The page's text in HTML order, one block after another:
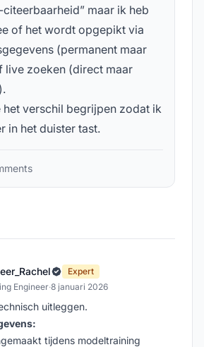
citeerbaarheid” maar ik heb
of het wordt opgepikt via
(permanent maar
live zoeken (direct maar
het verschil begrijpen zodat ik
in het duister tast.
Expert
Engineer·8 januari 2026
uitleggen.
tijdens modeltraining